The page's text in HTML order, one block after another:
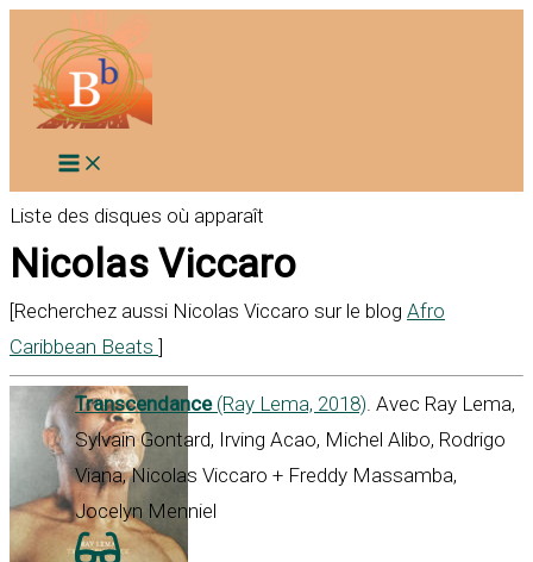
contenu
Liste des disques où apparaît
Nicolas Viccaro
[Recherchez aussi Nicolas Viccaro sur le blog Afro
Caribbean Beats ]
Transcendance(Ray Lema, 2018). Avec Ray Lema,
Sylvain Gontard, Irving Acao, Michel Alibo, Rodrigo
Viana, Nicolas Viccaro + Freddy Massamba,
Jocelyn Menniel